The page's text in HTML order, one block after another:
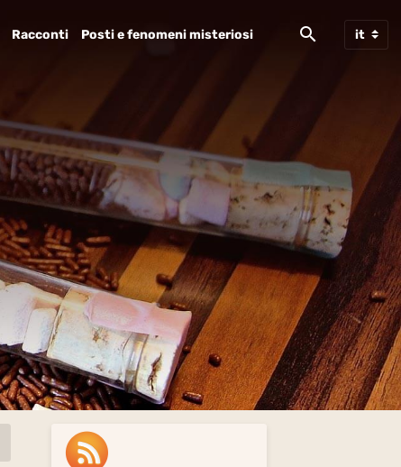
Racconti Posti e fenomeni misteriosi